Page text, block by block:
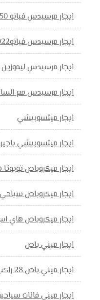
ايجار مرسيدس فيانو V250
ايجار مرسيدس فيانو2022
ايجار مرسيدس ليموزين
ايجار مرسيدس مع
ايجار ميتسوبيشي
ايجار ميتسوبيشي
ايجار ميكروباص
ايجار ميكروباص سياحي
ايجار ميكروباص هاي
ايجار ميني باص
ايجار ميني باص 28 راكب
ايجار ميني فانات